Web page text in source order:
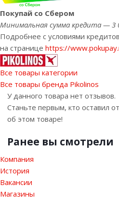
Покупай со Сбером
Минимальная сумма кредита — 3
Подробнее с условиями
на странице https://
Все товары категории
Все товары бренда Pikolinos
У данного товара нет отзывов.
Станьте первым, кто оставил
об этом товаре!
Ранее вы смотрели
Компания
История
Вакансии
Магазины